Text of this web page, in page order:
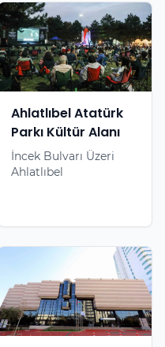
Ahlatlıbel Atatürk
Parkı Kültür Alanı
İncek Bulvarı Üzeri
Ahlatlıbel